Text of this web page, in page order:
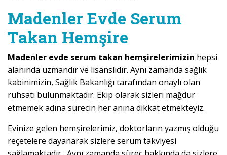
Madenler Evde Serum
Takan Hemşire
Madenler evde serum takan hemşirelerimizin hepsi
alanında uzmandır ve lisanslıdır. Aynı zamanda sağlık
kabinimizin, Sağlık Bakanlığı tarafından onaylı olan
ruhsatı bulunmaktadır. Ekip olarak sizleri mağdur
etmemek adına sürecin her anına dikkat etmekteyiz.
Evinize gelen hemşirelerimiz, doktorların yazmış olduğu
reçetelere dayanarak sizlere serum takviyesi